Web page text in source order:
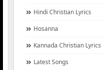
Hindi Christian Lyrics
Hosanna
Kannada Christian Lyrics
Latest Songs